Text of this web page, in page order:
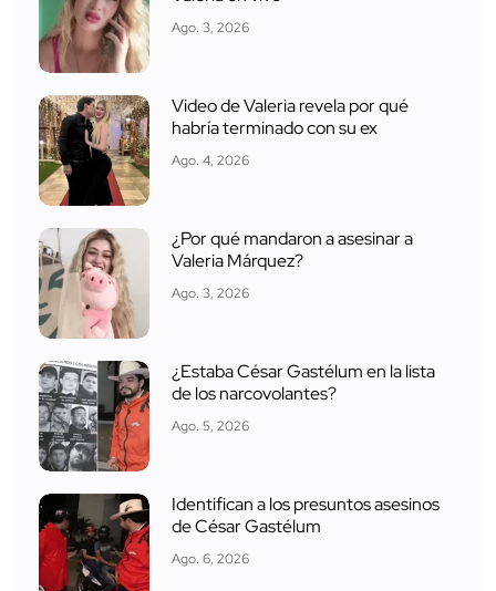
Ago. 3, 2026
Video de Valeria revela por qué
habría terminado con su ex
Ago. 4, 2026
¿Por qué mandaron a asesinar a
Valeria Márquez?
Ago. 3, 2026
¿Estaba César Gastélum en la lista
de los narcovolantes?
Ago. 5, 2026
Identifican a los presuntos asesinos
de César Gastélum
Ago. 6, 2026